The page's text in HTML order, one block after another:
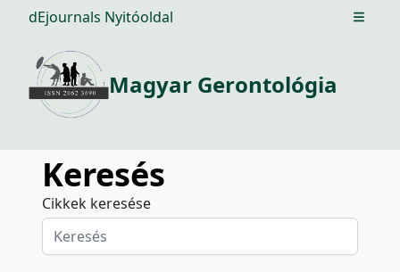
dEjournals Nyitóoldal Open
Magyar Gerontológia
Keresés
Cikkek keresése